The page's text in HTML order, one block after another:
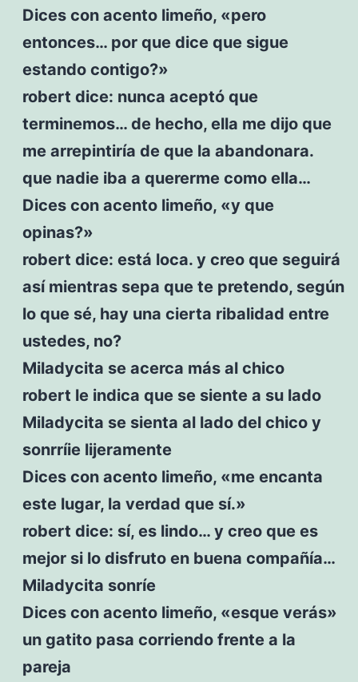
Dices con acento limeño, «pero
entonces… por que dice que sigue
estando contigo?»
robert dice: nunca aceptó que
terminemos… de hecho, ella me dijo que
me arrepintiría de que la abandonara.
que nadie iba a quererme como ella…
Dices con acento limeño, «y que
opinas?»
robert dice: está loca. y creo que seguirá
así mientras sepa que te pretendo, según
lo que sé, hay una cierta ribalidad entre
ustedes, no?
Miladycita se acerca más al chico
robert le indica que se siente a su lado
Miladycita se sienta al lado del chico y
sonrríie lijeramente
Dices con acento limeño, «me encanta
este lugar, la verdad que sí.»
robert dice: sí, es lindo… y creo que es
mejor si lo disfruto en buena compañía…
Miladycita sonríe
Dices con acento limeño, «esque verás»
un gatito pasa corriendo frente a la
pareja